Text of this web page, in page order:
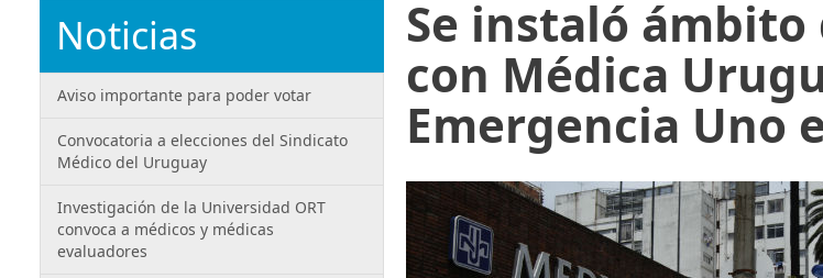
Se instaló
con Médica
Emergencia Uno
Noticias
Aviso importante para poder votar
Convocatoria a elecciones del Sindicato
Médico del Uruguay
Investigación de la Universidad ORT
convoca a médicos y médicas
evaluadores